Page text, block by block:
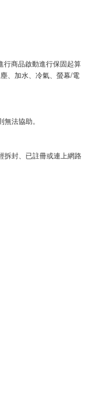
行商品啟動進行保固起算
、加水、冷氣、螢幕/電
法協助。
拆封、已註冊或連上網路